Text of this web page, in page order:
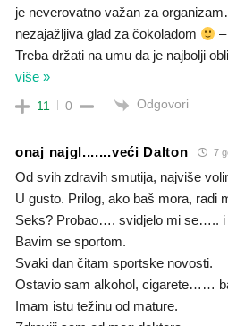
je neverovatno važan za
nezajažljiva glad za čokoladom
Treba držati na umu da je najbolji
više »
11 0 Odgovori
onaj najgl.......veći Dalton 7
Od svih zdravih smutija, najviše
U gusto. Prilog, ako baš mora, radi
Seks? Probao…. svidjelo mi se…..
Bavim se sportom.
Svaki dan čitam sportske novosti.
Ostavio sam alkohol, cigarete……
Imam istu težinu od mature.